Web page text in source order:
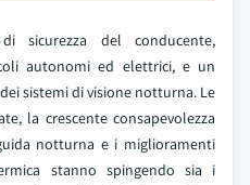
sicurezza del conducente,
autonomi ed elettrici, e un
sistemi di visione notturna. Le
la crescente consapevolezza
notturna e i miglioramenti
stanno spingendo sia i